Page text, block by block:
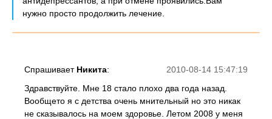
нужно просто продолжить лечение.
2010-08-14 15:47:19
Спрашивает Никита:
Здравствуйте. Мне 18 стало плохо два года назад.
Вообщето я с детства очень мнительный но это никак
не сказывалось на моем здоровье. Летом 2008 у меня